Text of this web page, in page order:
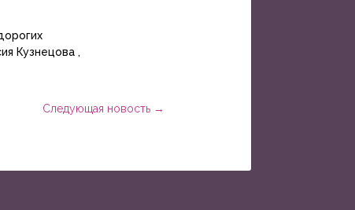
Кузнецова ,
Следующая новость →